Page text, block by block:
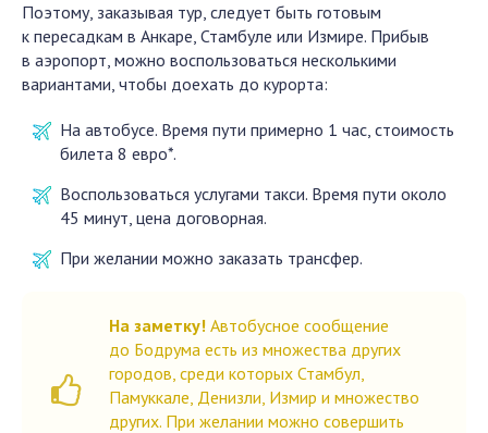
Поэтому, заказывая тур, следует быть готовым
к пересадкам в Анкаре, Стамбуле или Измире. Прибыв
в аэропорт, можно воспользоваться несколькими
вариантами, чтобы доехать до курорта:
На автобусе. Время пути примерно 1 час, стоимость
билета 8 евро*.
Воспользоваться услугами такси. Время пути около
45 минут, цена договорная.
При желании можно заказать трансфер.
На заметку! Автобусное сообщение
до Бодрума есть из множества других
городов, среди которых Стамбул,
Памуккале, Денизли, Измир и множество
других. При желании можно совершить